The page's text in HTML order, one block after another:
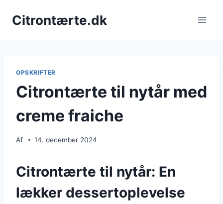
Citrontærte.dk
OPSKRIFTER
Citrontærte til nytår med
creme fraiche
Af 14. december 2024
Citrontærte til nytår: En
lækker dessertoplevelse